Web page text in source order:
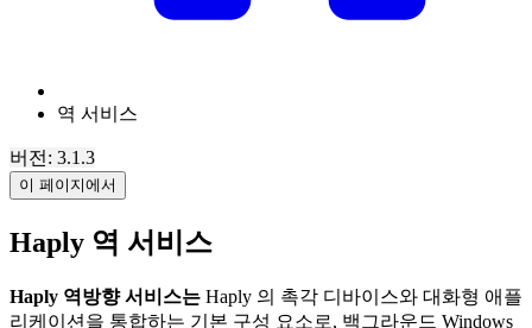
역 서비스
버전: 3.1.3
이 페이지에서
Haply 역 서비스
Haply 역방향 서비스는 Haply 의 촉각 디바이스와 대화형 애플
리케이션을 통합하는 기본 구성 요소로, 백그라운드 Windows